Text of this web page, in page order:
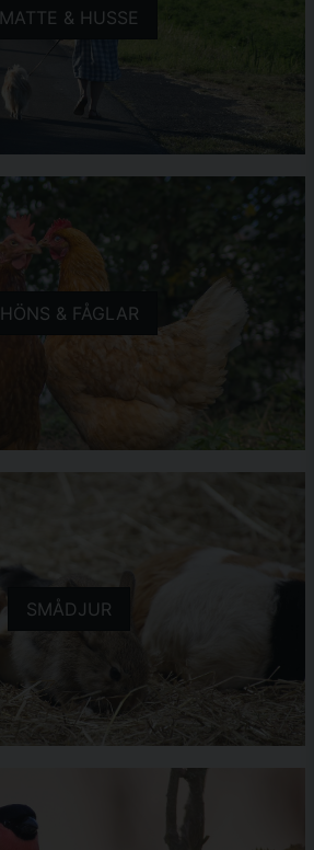
MATTE & HUSSE
HÖNS & FÅGLAR
SMÅDJUR